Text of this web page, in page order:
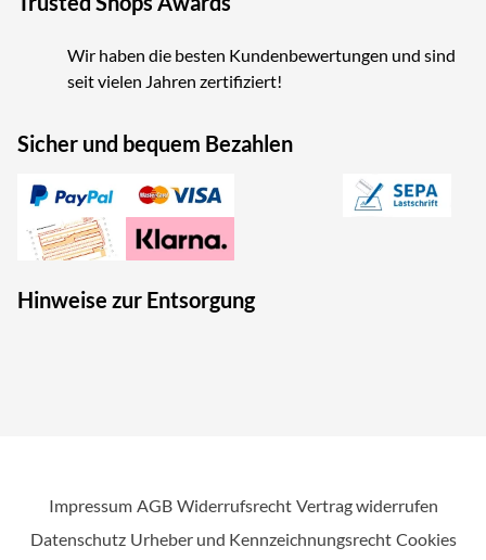
Wir haben die besten Kundenbewertungen und sind
seit vielen Jahren zertifiziert!
Sicher und bequem Bezahlen
Hinweise zur Entsorgung
Impressum AGB Widerrufsrecht Vertrag widerrufen
Datenschutz Urheber und Kennzeichnungsrecht Cookies